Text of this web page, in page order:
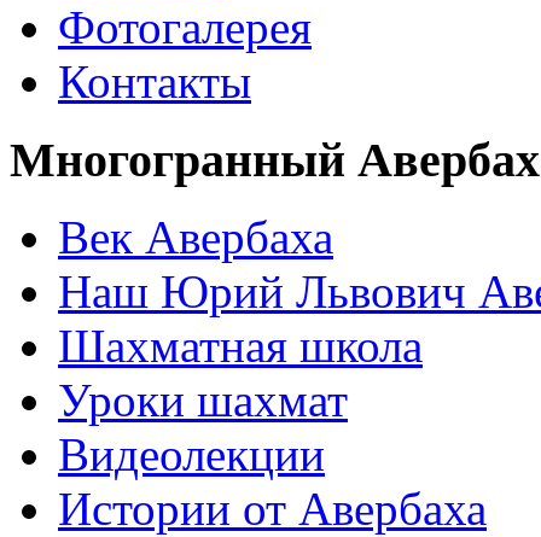
Фотогалерея
Контакты
Многогранный Авербах
Век Авербаха
Наш Юрий Львович
Шахматная школа
Уроки шахмат
Видеолекции
Истории от Авербаха